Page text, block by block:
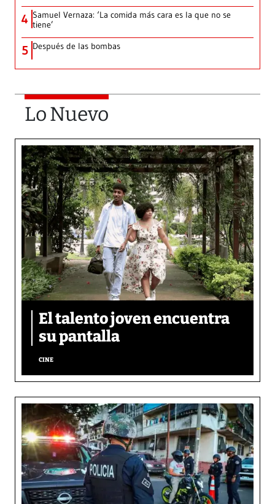
4 Samuel Vernaza: ‘La comida más cara es la que no se
tiene’
5 Después de las bombas
Lo Nuevo
El talento joven encuentra
su pantalla​
CINE